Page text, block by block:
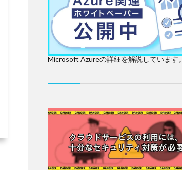
Microsoft Azureの詳細を解説しています。